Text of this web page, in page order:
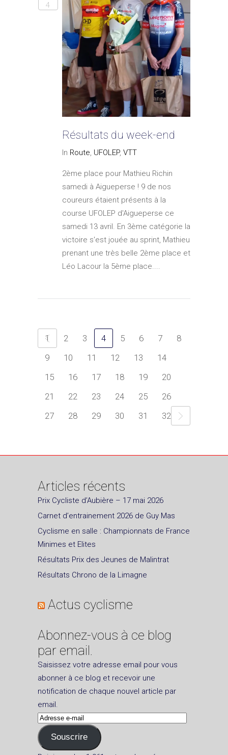
4
Résultats du week-end
In Route, UFOLEP, VTT
2ème place pour Mathieu Richin
samedi à Aigueperse ! 9 de nos
coureurs étaient présents à la
course UFOLEP d'Aigueperse ce
samedi 13 avril. En 3ème catégorie la
victoire s'est jouée au sprint, Mathieu
prenant une très belle 2ème place et
Léo Lacour la 5ème place....
1 2 3 4 5 6 7
8
9
10 11 12 13
14
15
16 17 18 19
20
21
22 23 24 25
26
27
28 29 30 31 32
Articles récents
Prix Cycliste d’Aubière – 17 mai 2026
Carnet d’entrainement 2026 de Guy Mas
Cyclisme en salle : Championnats de France
Minimes et Elites
Résultats Prix des Jeunes de Malintrat
Résultats Chrono de la Limagne
Actus cyclisme
Abonnez-vous à ce blog
par email.
Saisissez votre adresse email pour vous
abonner à ce blog et recevoir une
notification de chaque nouvel article par
email.
Adresse
e-
mail
Souscrire